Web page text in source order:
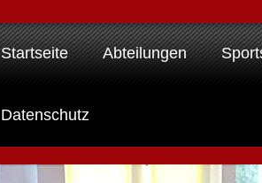
Startseite Abteilungen
Datenschutz